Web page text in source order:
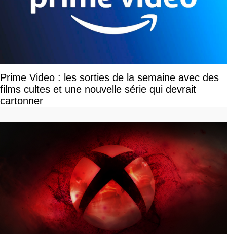
Prime Video : les sorties de la semaine avec des
films cultes et une nouvelle série qui devrait
cartonner